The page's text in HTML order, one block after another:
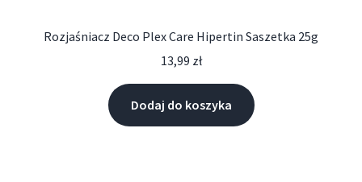
Rozjaśniacz Deco Plex Care Hipertin Saszetka 25g
13,99 zł
Dodaj do koszyka